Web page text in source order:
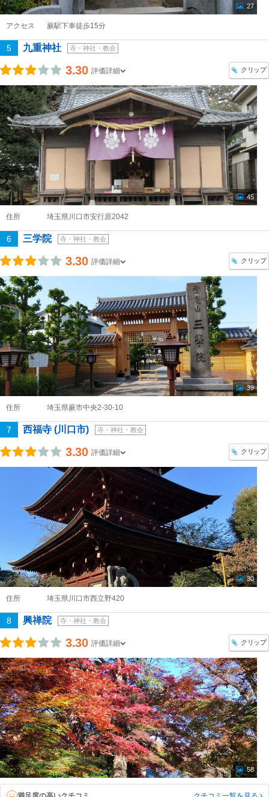
27
アクセス 蕨駅下車徒歩15分
5 九重神社 寺・神社・教会
3.30 評価詳細 クリップ
45
住所 埼玉県川口市安行原2042
6 三学院 寺・神社・教会
3.30 評価詳細 クリップ
39
住所 埼玉県蕨市中央2-30-10
7 西福寺 (川口市) 寺・神社・教会
3.30 評価詳細 クリップ
30
住所 埼玉県川口市西立野420
8 興禅院 寺・神社・教会
3.30 評価詳細 クリップ
58